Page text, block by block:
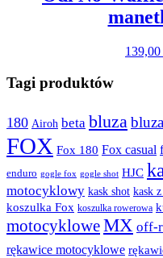
139,00
Tagi produktów
180 Airoh beta bluza
FOX Fox 180 Fox casual
enduro gogle fox gogle shot HJC
motocyklowy kask shot kask
koszulka Fox koszulka rowerowa
motocykloweMX off-
rękawice motocyklowe